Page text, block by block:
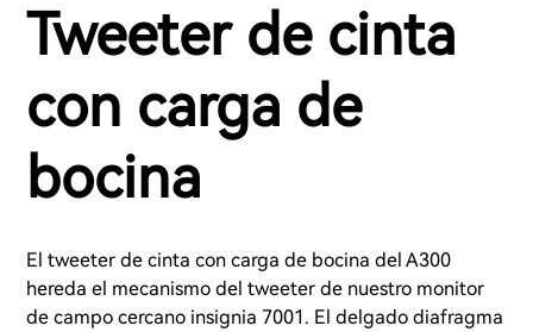
Tweeter de cinta
con carga de
bocina
El tweeter de cinta con carga de bocina del A300
hereda el mecanismo del tweeter de nuestro monitor
de campo cercano insignia 7001. El delgado diafragma